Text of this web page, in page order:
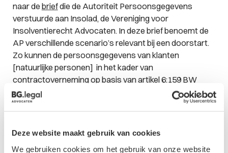
Deze website maakt gebruik van cookies
We gebruiken cookies om het gebruik van onze website
naar de briefdie de Autoriteit Persoonsgegevens
verstuurde aan Insolad, de Vereniging voor
Insolventierecht Advocaten. In deze brief benoemt de
AP verschillende scenario’s relevant bij een doorstart.
Zo kunnen de persoonsgegevens van klanten
[natuurlijke personen] in het kader van
contractoverneming op basis van artikel 6:159 BW
overgaan op de doorstarter. Het in dat artikel
opgenomen medewerkingsvereiste kan volgens de AP
gelegenheid te bieden om akkoord te gaan dan wel
bezwaar te maken tegen de contractoverneming. Bij de